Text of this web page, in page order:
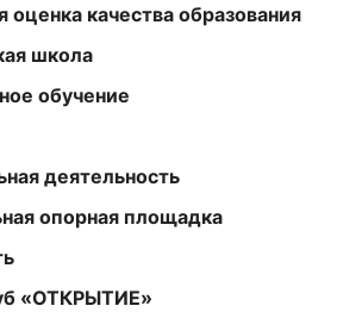
оценка качества образования
школа
обучение
деятельность
опорная площадка
«ОТКРЫТИЕ»